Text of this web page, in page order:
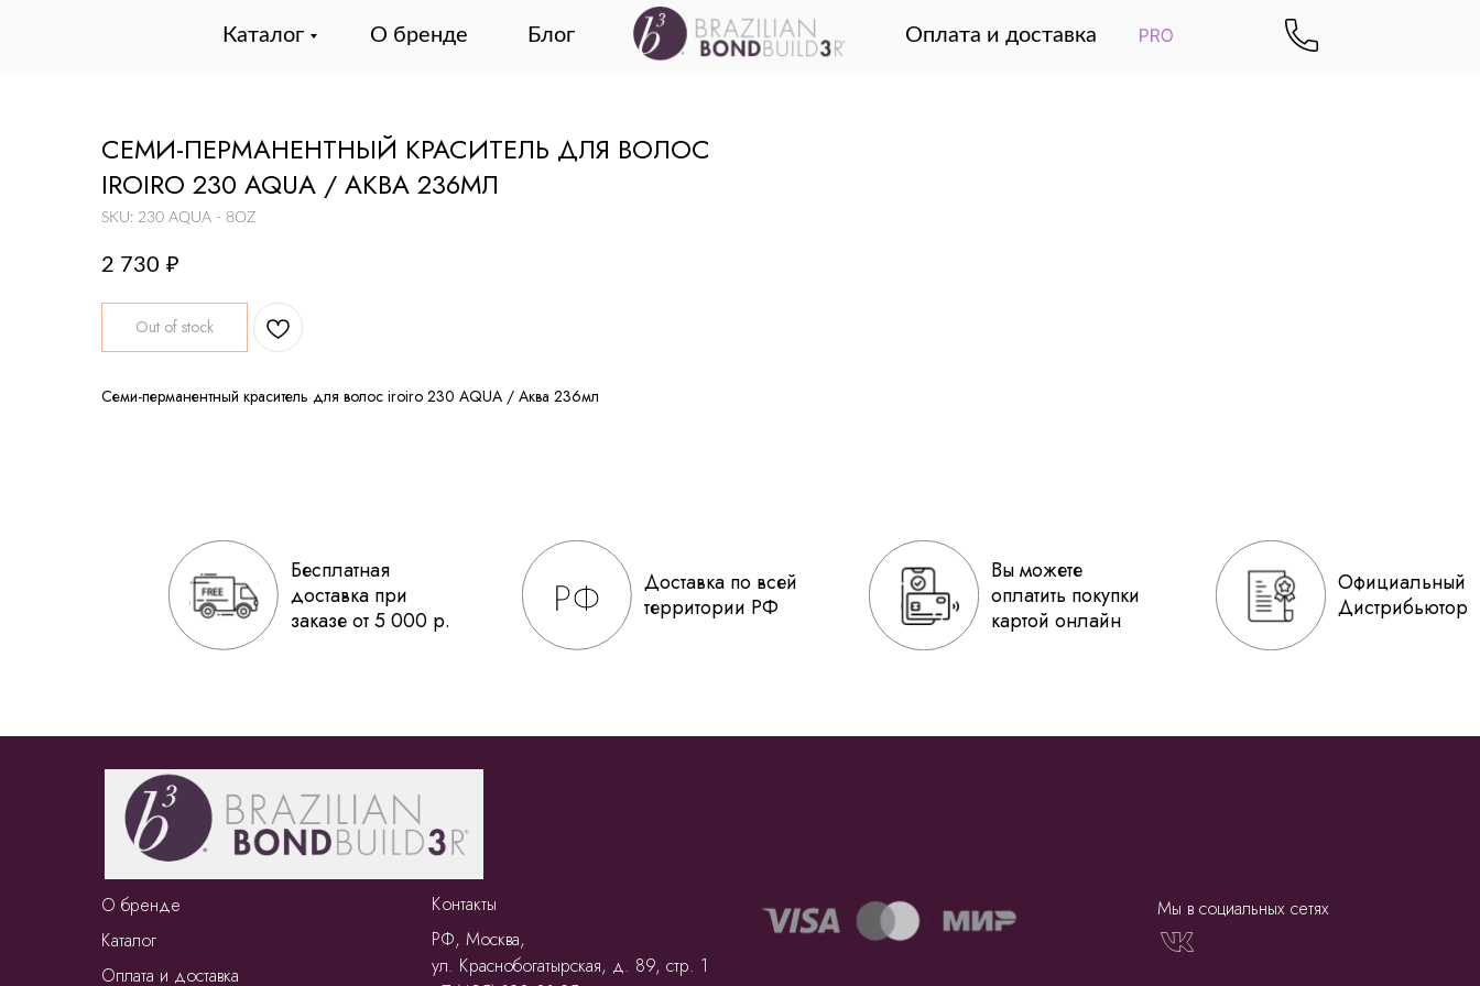
Каталог О бренде Блог Оплата и доставка
СЕМИ-ПЕРМАНЕНТНЫЙ КРАСИТЕЛЬ ДЛЯ ВОЛОС
IROIRO 230 AQUA / АКВА 236МЛ
SKU: 230 AQUA - 8OZ
2 730 ₽
Out of stock
Семи-перманентный краситель для волос iroiro 230 AQUA / Аква 236мл
Официальный
Дистрибьютор
Вы можете
оплатить покупки
картой онлайн
Доставка по всей
территории РФ
Бесплатная
доставка при
заказе от 5 000 р.
О бренде
Каталог
Оплата и доставка
РФ, Москва,
ул. Краснобогатырская, д. 89, стр. 1
Контакты Мы в социальных сетях